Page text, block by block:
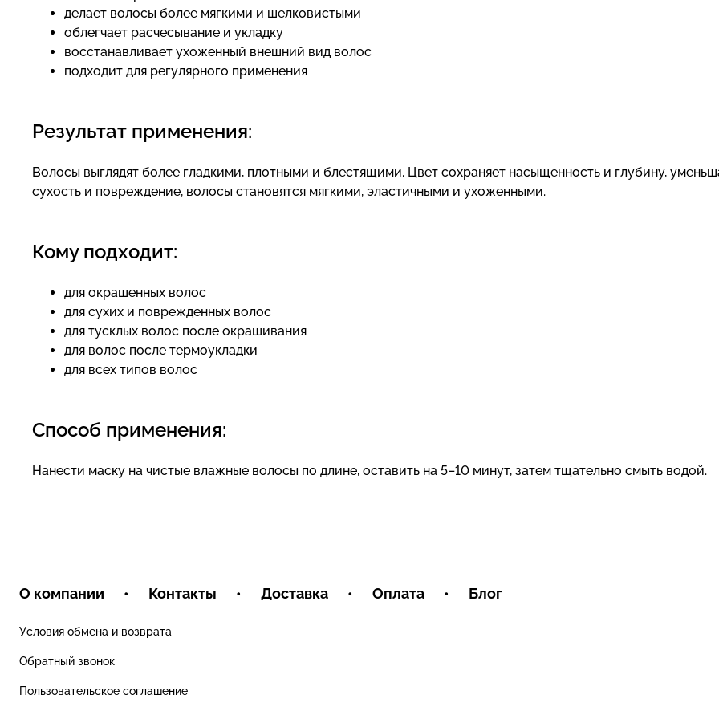
делает волосы более мягкими и шелковистыми
облегчает расчесывание и укладку
восстанавливает ухоженный внешний вид волос
подходит для регулярного применения
Результат применения:
Волосы выглядят более гладкими, плотными и блестящими. Цвет сохраняет насыщенность и глубину,
сухость и повреждение, волосы становятся мягкими, эластичными и ухоженными.
Кому подходит:
для окрашенных волос
для сухих и поврежденных волос
для тусклых волос после окрашивания
для волос после термоукладки
для всех типов волос
Способ применения:
Нанести маску на чистые влажные волосы по длине, оставить на 5–10 минут, затем тщательно смыть водой.
О компании • Контакты • Доставка • Оплата • Блог
Условия обмена и возврата
Обратный звонок
Пользовательское соглашение